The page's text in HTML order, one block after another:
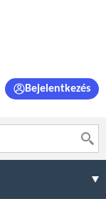
Bejelentkezés